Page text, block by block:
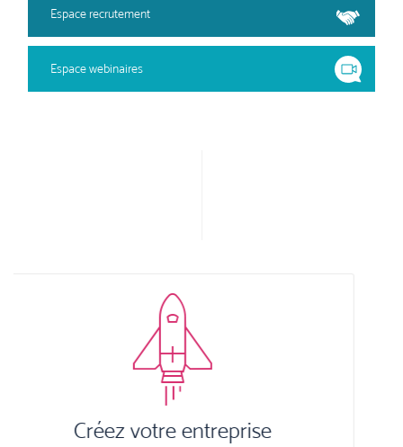
Espace recrutement
Espace webinaires
Plateforme digitale